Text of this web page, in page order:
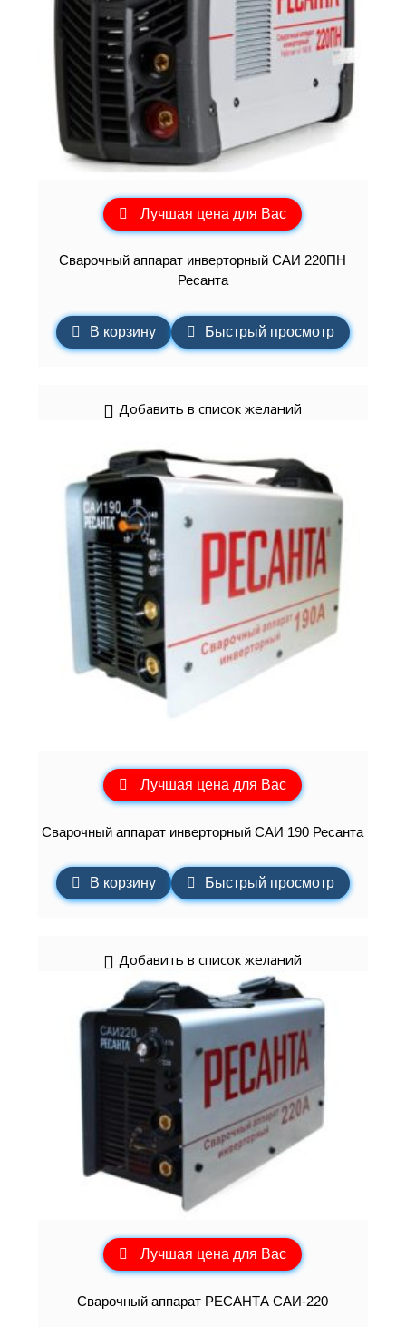
Лучшая цена для Вас
Сварочный аппарат инверторный САИ 220ПН
Ресанта
В корзину Быстрый просмотр
Добавить в список желаний
Лучшая цена для Вас
Сварочный аппарат инверторный САИ 190 Ресанта
В корзину Быстрый просмотр
Добавить в список желаний
Лучшая цена для Вас
Сварочный аппарат РЕСАНТА САИ-220